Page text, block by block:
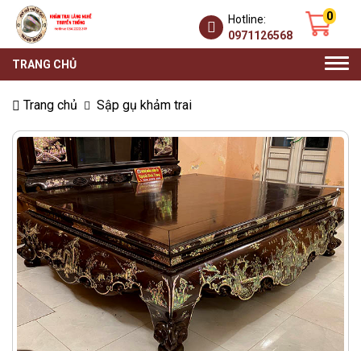
0
Hotline:
0971126568
TRANG CHỦ
Trang chủ Sập gụ khảm trai